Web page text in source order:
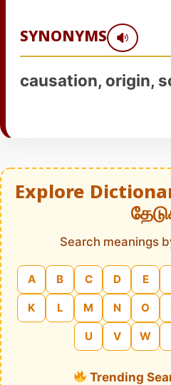
SYNONYMS
causation, origin,
Explore
Search meanings
A B C D E
K L M N O
U V W
Trending